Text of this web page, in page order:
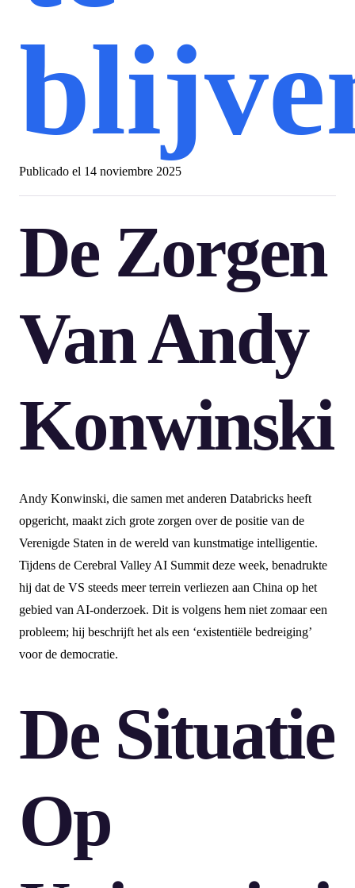
Publicado el 14 noviembre 2025
De Zorgen
Van Andy
Konwinski
Andy Konwinski, die samen met anderen Databricks heeft
opgericht, maakt zich grote zorgen over de positie van de
Verenigde Staten in de wereld van kunstmatige intelligentie.
Tijdens de Cerebral Valley AI Summit deze week, benadrukte
hij dat de VS steeds meer terrein verliezen aan China op het
gebied van AI-onderzoek. Dit is volgens hem niet zomaar een
probleem; hij beschrijft het als een ‘existentiële bedreiging’
voor de democratie.
De Situatie
Op